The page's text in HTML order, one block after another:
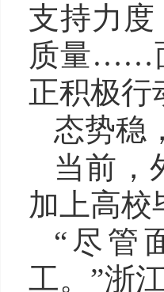
支持力
质量……
正积极行
态势稳
当前，
加上高校
“尽管
工。”浙